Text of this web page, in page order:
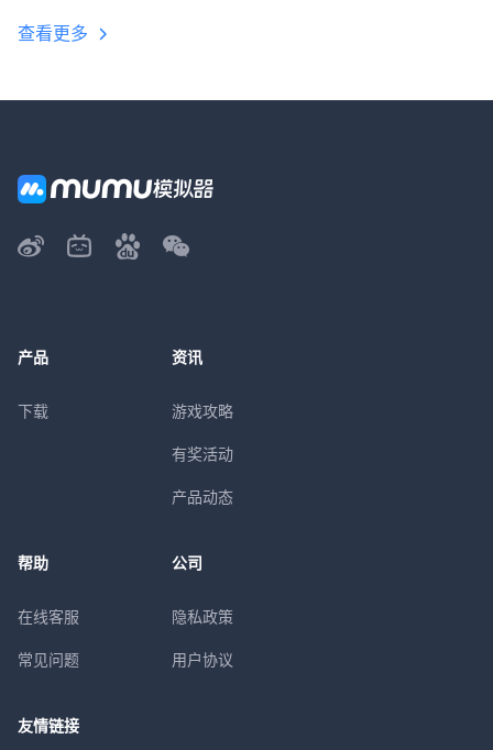
查看更多
产品
下载
资讯
游戏攻略
有奖活动
产品动态
帮助
在线客服
常见问题
公司
隐私政策
用户协议
友情链接